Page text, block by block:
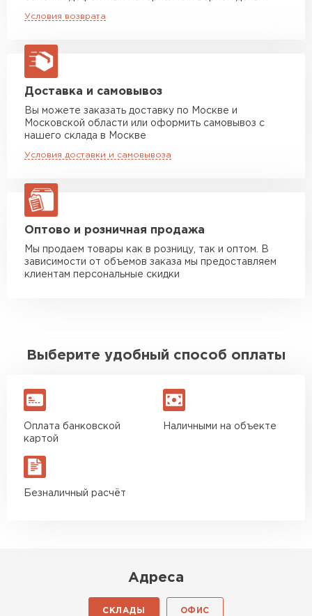
макс. длина груза 13,5 м
Манипулятор до 5 тн
макс. длина груза 6 м
Манипулятор до 10 тн
макс. длина груза 8 м
Манипулятор до 20 тн
Условия возврата
Доставка и самовывоз
Вы можете заказать доставку по Москве и
Московской области или оформить самовывоз с
нашего склада в Москве
Условия доставки и самовывоза
Оптово и розничная продажа
Мы продаем товары как в розницу, так и оптом. В
зависимости от объемов заказа мы предоставляем
клиентам персональные скидки
Выберите удобный способ оплаты
Оплата банковской
картой
Наличными на объекте
Безналичный расчёт
Адреса
СКЛАДЫ ОФИС